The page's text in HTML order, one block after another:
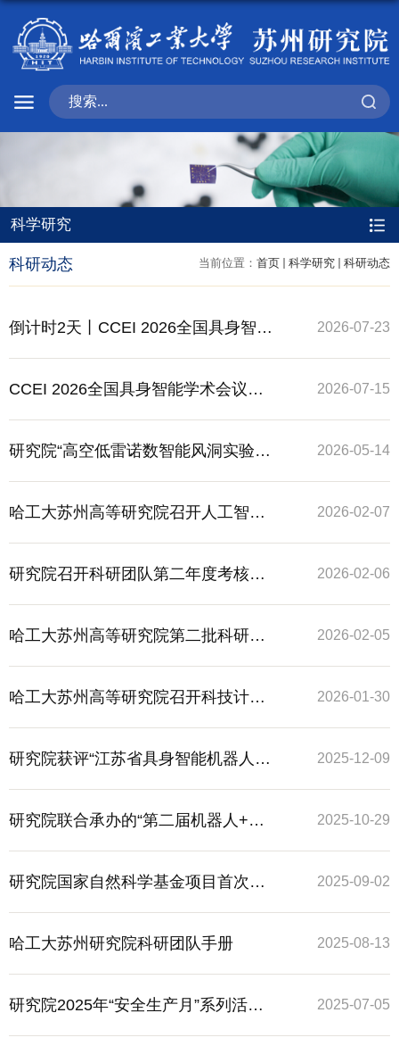
科学研究
当前位置： 首页 科学研究 科研动态
科研动态
倒计时2天丨CCEI 2026全国具身智能
学术会议详细日程
2026-07-23
CCEI 2026全国具身智能学术会议邀
请函及主旨报告
2026-07-15
研究院“高空低雷诺数智能风洞实验平
台”顺利通过技术指标验收并正式启动
运行
2026-05-14
哈工大苏州高等研究院召开人工智能
发展研讨会，共商科技创新与产业融
合新路径
2026-02-07
研究院召开科研团队第二年度考核工
作会
2026-02-06
哈工大苏州高等研究院第二批科研团
队入驻评审会顺利召开
2026-02-05
哈工大苏州高等研究院召开科技计划
项目申报推进会
2026-01-30
研究院获评“江苏省具身智能机器人产
业联盟十大突出贡献单位”
2025-12-09
研究院联合承办的“第二届机器人+先
进技术国际会议”顺利召开
2025-10-29
研究院国家自然科学基金项目首次申
请首批立项
2025-09-02
哈工大苏州研究院科研团队手册 2025-08-13
研究院2025年“安全生产月”系列活动 2025-07-05